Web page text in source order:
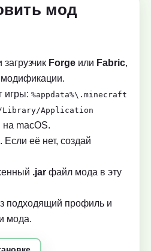
мод
Forge или Fabric,
игры: %appdata%\.minecraft
Library/Application
на macOS.
. Если её нет, создай
.jar файл мода в эту
подходящий профиль и
мода.